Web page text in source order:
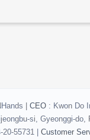
| CEO : Kwon Do
si, Gyeonggi-do,
20-55731 | Customer